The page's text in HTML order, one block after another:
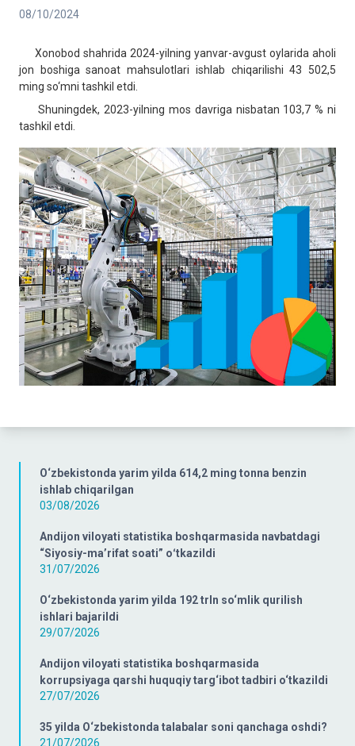
O‘zbekistonda yarim yilda 614,2 ming tonna benzin
ishlab chiqarilgan
03/08/2026
Andijon viloyati statistika boshqarmasida navbatdagi
“Siyosiy-ma’rifat soati” oʻtkazildi
31/07/2026
O‘zbekistonda yarim yilda 192 trln so‘mlik qurilish
ishlari bajarildi
29/07/2026
Andijon viloyati statistika boshqarmasida
korrupsiyaga qarshi huquqiy targ‘ibot tadbiri o‘tkazildi
27/07/2026
35 yilda O‘zbekistonda talabalar soni qanchaga oshdi?
21/07/2026
08/10/2024
Xonobod shahrida 2024-yilning yanvar-avgust oylarida aholi
jon boshiga sanoat mahsulotlari ishlab chiqarilishi 43 502,5
ming so‘mni tashkil etdi.
Shuningdek, 2023-yilning mos davriga nisbatan 103,7 % ni
tashkil etdi.